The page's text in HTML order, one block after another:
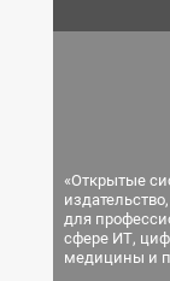
«Открытые
для
сфере ИТ,
медицины и